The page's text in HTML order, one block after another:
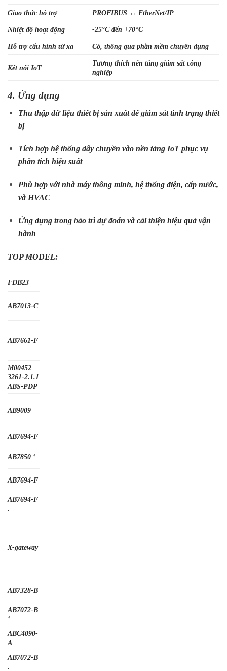
Giao thức hỗ trợ PROFIBUS ↔ EtherNet/IP
Nhiệt độ hoạt động -25°C đến +70°C
Hỗ trợ cấu hình từ xa Có, thông qua phần mềm chuyên dụng
Kết nối IoT
Tương thích nền tảng giám sát công
nghiệp
4. Ứng dụng
Thu thập dữ liệu thiết bị sản xuất để giám sát tình trạng thiết
bị
Tích hợp hệ thống dây chuyền vào nền tảng IoT phục vụ
phân tích hiệu suất
Phù hợp với nhà máy thông minh, hệ thống điện, cấp nước,
và HVAC
Ứng dụng trong bảo trì dự đoán và cải thiện hiệu quả vận
hành
TOP MODEL:
FDB23
AB7013-C
AB7661-F
M00452
3261-2.1.1
ABS-PDP
AB9009
AB7694-F
AB7850 ‘
AB7694-F
AB7694-F
.
X-gateway
AB7328-B
AB7072-B
‘
ABC4090-
A
AB7072-B
.